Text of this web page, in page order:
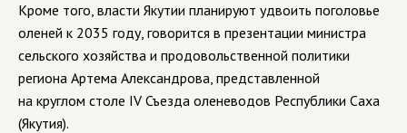
Кроме того, власти Якутии планируют удвоить поголовье
оленей к 2035 году, говорится в презентации министра
сельского хозяйства и продовольственной политики
региона Артема Александрова, представленной
на круглом столе IV Съезда оленеводов Республики Саха
(Якутия).